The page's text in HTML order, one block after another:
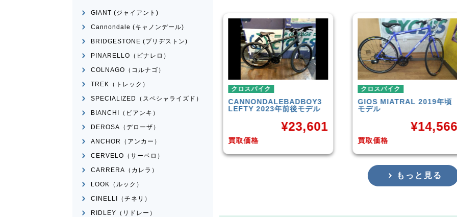
39,001
クロスバイク
CANNONDALEBADBOY3
LEFTY 2023年前後モデル
買取価格
クロスバイク
GIOSMIATRAL 2019年頃
モデル
買取価格
¥14,566
クロスバイク
TREKFX3 Disc
モデル
買取価格
¥
もっと見る
GIANT (ジャイアント)
Cannondale (キャノンデール)
BRIDGESTONE (ブリヂストン)
PINARELLO（ピナレロ）
COLNAGO（コルナゴ）
TREK（トレック）
SPECIALIZED（スペシャライズド）
BIANCHI（ビアンキ）
DEROSA（デローザ）
ANCHOR（アンカー）
CERVELO（サーベロ）
CARRERA（カレラ）
LOOK（ルック）
CINELLI（チネリ）
RIDLEY（リドレー）